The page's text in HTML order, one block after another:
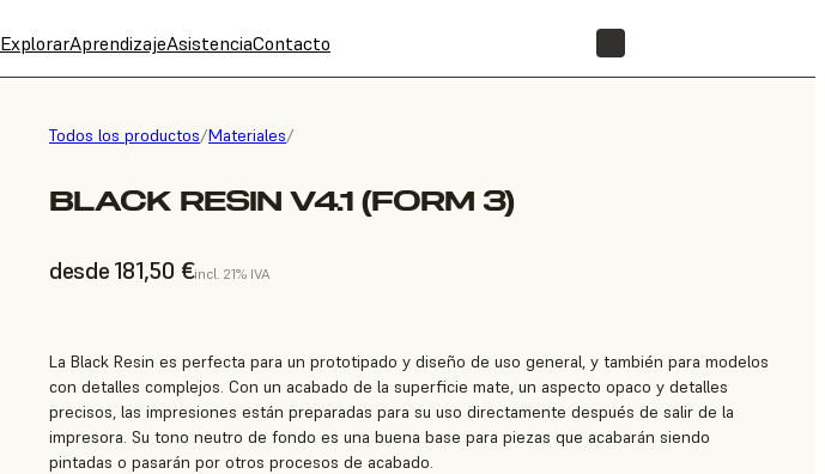
ExplorarAprendizajeAsistenciaContacto
Todos los productos/Materiales/
BLACK RESIN V4.1 (FORM 3)
desde 181,50 €incl. 21% IVA
La Black Resin es perfecta para un prototipado y diseño de uso general, y también para modelos
con detalles complejos. Con un acabado de la superficie mate, un aspecto opaco y detalles
precisos, las impresiones están preparadas para su uso directamente después de salir de la
impresora. Su tono neutro de fondo es una buena base para piezas que acabarán siendo
pintadas o pasarán por otros procesos de acabado.